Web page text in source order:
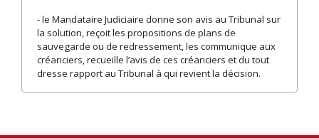
- le Mandataire Judiciaire donne son avis au Tribunal sur
la solution, reçoit les propositions de plans de
sauvegarde ou de redressement, les communique aux
créanciers, recueille l’avis de ces créanciers et du tout
dresse rapport au Tribunal à qui revient la décision.